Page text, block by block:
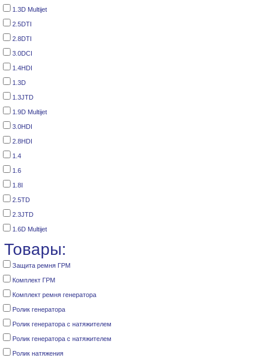
1.3D Multijet
2.5DTI
2.8DTI
3.0DCI
1.4HDI
1.3D
1.3JTD
1.9D Multijet
3.0HDI
2.8HDI
1.4
1.6
1.8I
2.5TD
2.3JTD
1.6D Multijet
Товары:
Защита ремня ГРМ
Комплект ГРМ
Комплект ремня генератора
Ролик генератора
Ролик генератора с натяжителем
Ролик генератора с натяжителем
Ролик натяжения